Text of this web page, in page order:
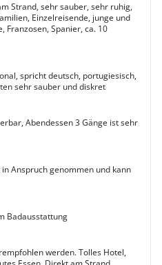
Strand, sehr sauber, sehr ruhig,
Einzelreisende, junge und
Franzosen, Spanier, ca. 10
spricht deutsch, portugiesisch,
sehr sauber und diskret
Abendessen 3 Gänge ist sehr
Anspruch genommen und kann
Badausstattung
werden. Tolles Hotel,